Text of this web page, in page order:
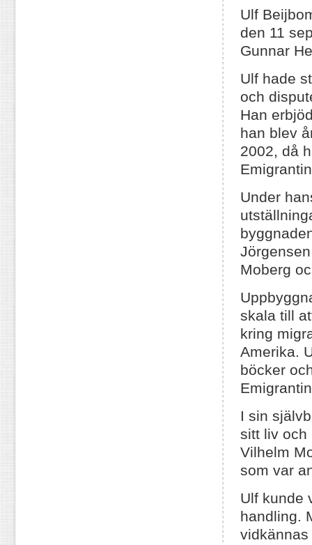
Ulf
den 11
Gunnar
Ulf hade
och
Han
han blev
2002, då
Under
Moberg
skala till
kring
Amerika.
böcker
I sin
sitt liv och
Vilhelm
som var
Ulf kunde
handling.